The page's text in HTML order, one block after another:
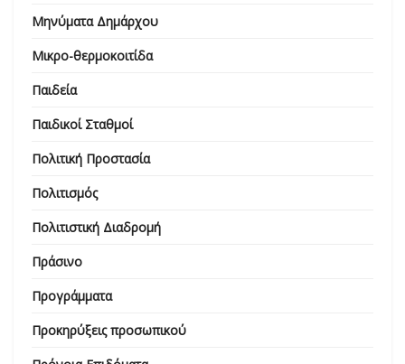
Μηνύματα Δημάρχου
Μικρο-θερμοκοιτίδα
Παιδεία
Παιδικοί Σταθμοί
Πολιτική Προστασία
Πολιτισμός
Πολιτιστική Διαδρομή
Πράσινο
Προγράμματα
Προκηρύξεις προσωπικού